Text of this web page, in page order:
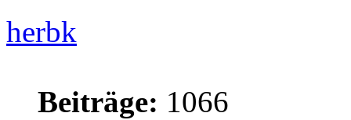
herbk
Beiträge: 1066